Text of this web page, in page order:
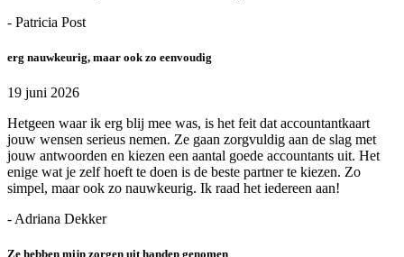
- Patricia Post
erg nauwkeurig, maar ook zo eenvoudig
19 juni 2026
Hetgeen waar ik erg blij mee was, is het feit dat accountantkaart
jouw wensen serieus nemen. Ze gaan zorgvuldig aan de slag met
jouw antwoorden en kiezen een aantal goede accountants uit. Het
enige wat je zelf hoeft te doen is de beste partner te kiezen. Zo
simpel, maar ook zo nauwkeurig. Ik raad het iedereen aan!
- Adriana Dekker
Ze hebben mijn zorgen uit handen genomen